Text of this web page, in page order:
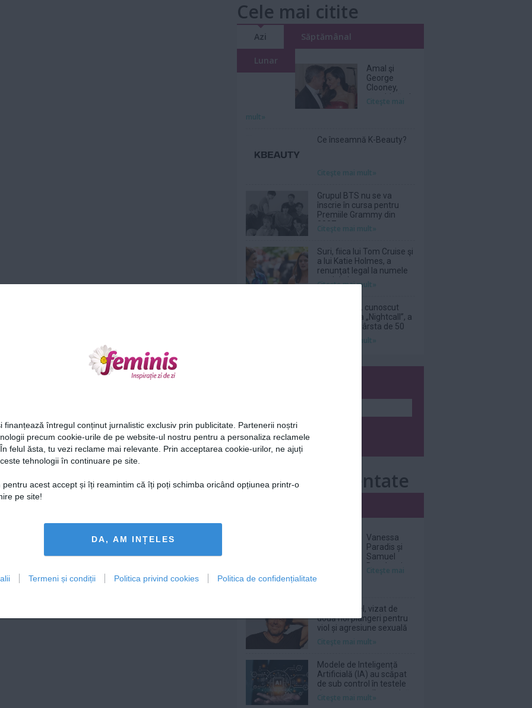
finanțează întregul conținut jurnalistic exclusiv prin publicitate. Partenerii noștri
precum cookie-urile de pe website-ul nostru pentru a personaliza reclamele
felul ăsta, tu vezi reclame mai relevante. Prin acceptarea cookie-urilor, ne ajuți
tehnologii în continuare pe site.
pentru acest accept și îți reamintim că îți poți schimba oricând opțiunea printr-o
pe site!
DA, AM INȚELES
Termeni și condiții Politica privind cookies Politica de confidențialitate
Cele mai citite
Azi Săptămânal
Lunar
Amal şi
George
Clooney,
nevoiţi să-şi
părăsească
incendiilor
Citeşte mai
mult»
Ce înseamnă K-Beauty?
Citeşte mai mult»
Grupul BTS nu se va
înscrie în cursa pentru
Premiile Grammy din
2027
Citeşte mai mult»
Suri, fiica lui Tom Cruise şi
a lui Katie Holmes, a
renunţat legal la numele
tatălui ei
Citeşte mai mult»
DJ Kavinsky, cunoscut
pentru piesa „Nightcall”, a
decedat la vârsta de 50
Citeşte mai mult»
Cele mai comentate
Vanessa
Paradis și
Samuel
Benchetrit s-
au despărțit
Citeşte mai
Patrick Bruel, vizat de
două noi plângeri pentru
viol și agresiune sexuală
Citeşte mai mult»
Modele de Inteligență
Artificială (IA) au scăpat
de sub control în testele
de securitate cibernetică,
semnalează un raport
Citeşte mai mult»